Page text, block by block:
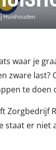
Huishouden
waar je
zware
te doen
Zorgbedrijf
staat er niet